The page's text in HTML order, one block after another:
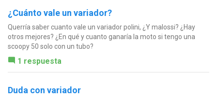
¿Cuánto vale un variador?
Querría saber cuanto vale un variador polini, ¿Y malossi? ¿Hay
otros mejores? ¿En qué y cuanto ganaría la moto si tengo una
scoopy 50 solo con un tubo?
1 respuesta
Duda con variador